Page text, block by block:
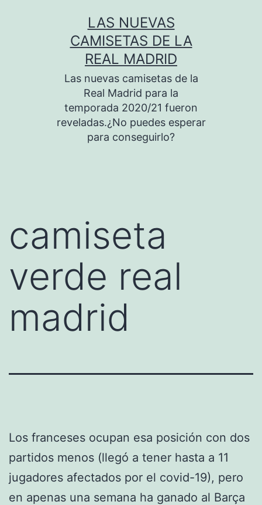
LAS NUEVAS
CAMISETAS DE LA
REAL MADRID
Las nuevas camisetas de la
Real Madrid para la
temporada 2020/21 fueron
reveladas.¿No puedes esperar
para conseguirlo?
camiseta
verde real
madrid
Los franceses ocupan esa posición con dos
partidos menos (llegó a tener hasta a 11
jugadores afectados por el covid-19), pero
en apenas una semana ha ganado al Barça